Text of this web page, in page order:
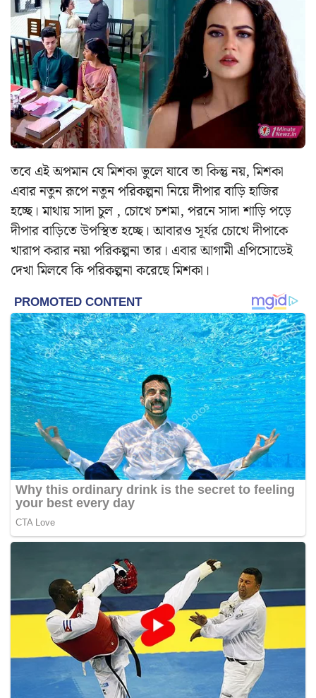
তবে এই অপমান যে মিশকা ভুলে যাবে তা কিন্তু নয়, মিশকা
এবার নতুন রূপে নতুন পরিকল্পনা নিয়ে দীপার বাড়ি হাজির
হচ্ছে। মাথায় সাদা চুল , চোখে চশমা, পরনে সাদা শাড়ি পড়ে
দীপার বাড়িতে উপস্থিত হচ্ছে। আবারও সূর্যর চোখে দীপাকে
খারাপ করার নয়া পরিকল্পনা তার। এবার আগামী এপিসোডেই
দেখা মিলবে কি পরিকল্পনা করেছে মিশকা।